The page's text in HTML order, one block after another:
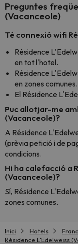
Preguntes
(Vacanceole)
Té connexió wifi
Résidence
en tot l'hotel.
Résidence
en zones comunes.
El Résidence
Puc allotjar-me
(Vacanceole)?
A Résidence
(prèvia petició i de
condicions.
Hi ha calefacció a
(Vacanceole)?
Sí, Résidence
zones comunes.
Inici Hotels
Résidence L'Edelweiss